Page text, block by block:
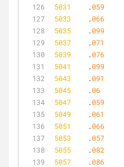
5031
	.
059
5033
	.
066
5035
	.
099
5037
	.
071
5039
	.
076
5041
	.
099
5043
	.
091
5045
	.
06
5047
	.
059
5049
	.
061
5051
	.
066
5053
	.
057
5055
	.
082
5057
	.
086